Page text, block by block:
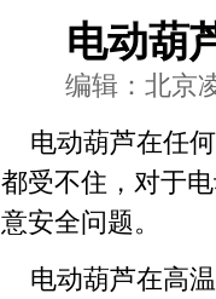
电动葫
编辑：北京
电动葫芦在任
都受不住，对于
意安全问题。
电动葫芦在高